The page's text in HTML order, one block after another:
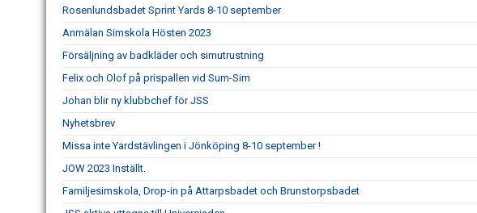
Rosenlundsbadet Sprint Yards 8-10 september
Anmälan Simskola Hösten 2023
Försäljning av badkläder och simutrustning
Felix och Olof på prispallen vid Sum-Sim
Johan blir ny klubbchef för JSS
Nyhetsbrev
Missa inte Yardstävlingen i Jönköping 8-10 september !
JOW 2023 Inställt.
Familjesimskola, Drop-in på Attarpsbadet och Brunstorpsbadet